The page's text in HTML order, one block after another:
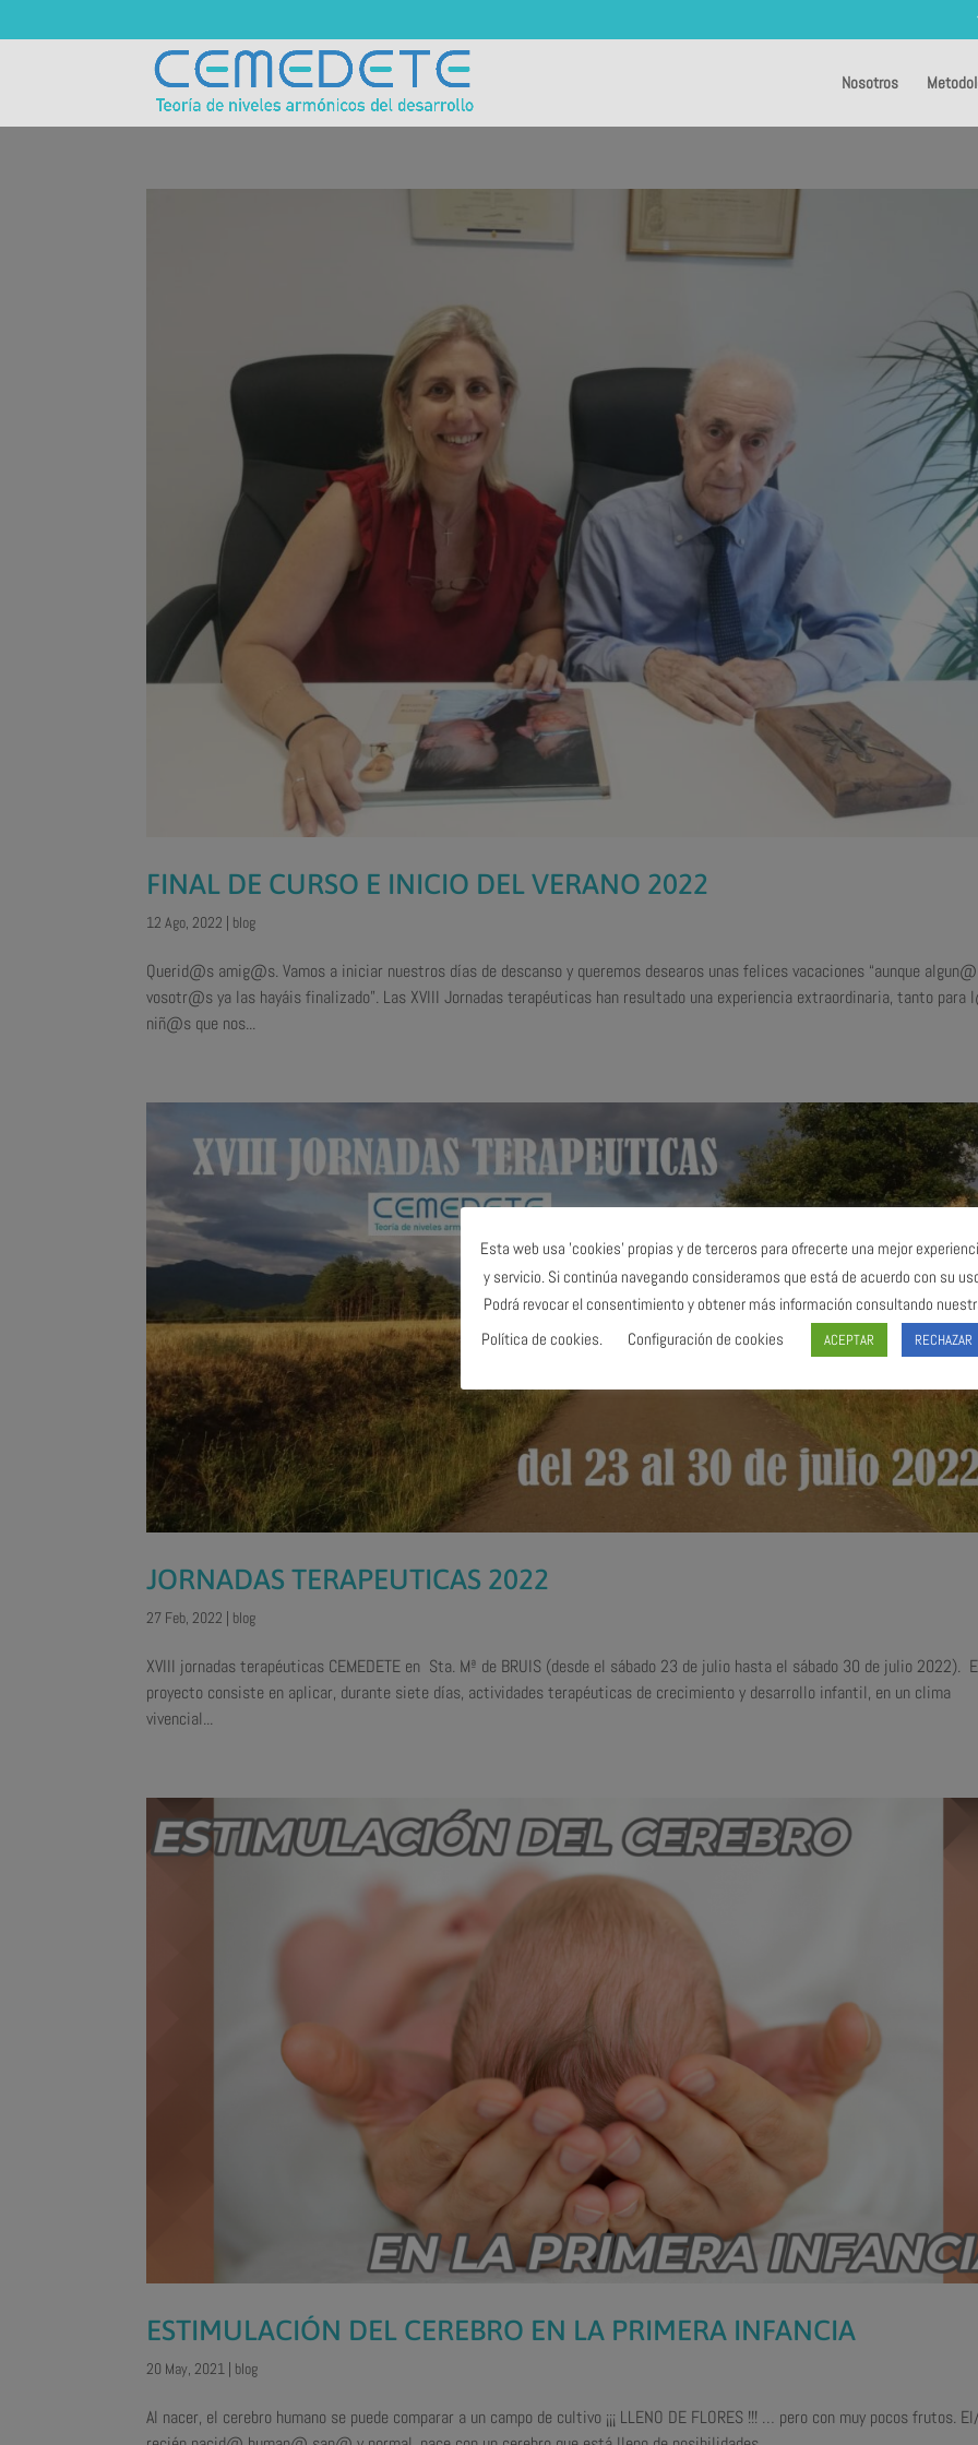
Nosotros
FINAL DE CURSO E INICIO DEL VERANO 2022
12 Ago, 2022 | blog
Querid@s amig@s. Vamos a iniciar nuestros días de descanso y queremos desearos unas felices vacaciones “aunque
vosotr@s ya las hayáis finalizado”. Las XVIII Jornadas terapéuticas han resultado una experiencia extraordinaria, tanto para
niñ@s que nos...
JORNADAS TERAPEUTICAS 2022
27 Feb, 2022 | blog
XVIII jornadas terapéuticas CEMEDETE en Sta. Mª de BRUIS (desde el sábado 23 de julio hasta el sábado 30 de julio 2022).
proyecto consiste en aplicar, durante siete días, actividades terapéuticas de crecimiento y desarrollo infantil, en un clima
vivencial...
ESTIMULACIÓN DEL CEREBRO EN LA PRIMERA INFANCIA
20 May, 2021 | blog
Al nacer, el cerebro humano se puede comparar a un campo de cultivo ¡¡¡ LLENO DE FLORES !!! … pero con muy pocos frutos.
Esta web usa 'cookies' propias y de terceros para ofrecerte una mejor
y servicio. Si continúa navegando consideramos que está de acuerdo con su
Podrá revocar el consentimiento y obtener más información consultando
Política de cookies.
Configuración de cookies ACEPTAR RECHAZAR